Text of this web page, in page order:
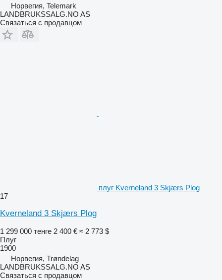
Норвегия, Telemark
LANDBRUKSSALG.NO AS
Связаться с продавцом
плуг Kverneland 3 Skjærs Plog
17
Kverneland 3 Skjærs Plog
1 299 000 тенге 2 400 € ≈ 2 773 $
Плуг
1900
Норвегия, Trøndelag
LANDBRUKSSALG.NO AS
Связаться с продавцом